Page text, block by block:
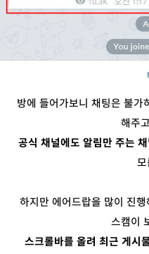
방에 들어가보니 채팅은 불
해주
공식 채널에도 알림만 주는
모
하지만 에어드랍을 많이 진
스캠이
스크롤바를 올려 최근 게시